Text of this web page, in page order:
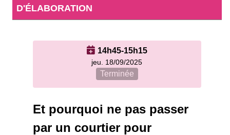
14h45-15h15
jeu. 18/09/2025
Terminée
Et pourquoi ne pas passer
par un courtier pour